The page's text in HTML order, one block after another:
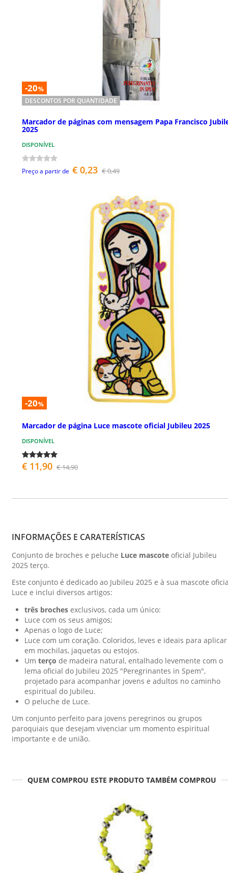
-20%
DESCONTOS POR QUANTIDADE
Marcador de páginas com mensagem Papa Francisco
2025
DISPONÍVEL
Preço a partir de € 0,23 € 0,49
-20%
Marcador de página Luce mascote oficial Jubileu 2025
DISPONÍVEL
€ 11,90 € 14,90
INFORMAÇÕES E CARATERÍSTICAS
Conjunto de broches e peluche Luce mascote oficial Jubileu
2025 terço.
Este conjunto é dedicado ao Jubileu 2025 e à sua mascote
Luce e inclui diversos artigos:
três broches exclusivos, cada um único:
Luce com os seus amigos;
Apenas o logo de Luce;
Luce com um coração. Coloridos, leves e ideais para aplicar
em mochilas, jaquetas ou estojos.
Um terço de madeira natural, entalhado levemente com o
lema oficial do Jubileu 2025 "Peregrinantes in Spem",
projetado para acompanhar jovens e adultos no caminho
espiritual do Jubileu.
O peluche de Luce.
Um conjunto perfeito para jovens peregrinos ou grupos
paroquiais que desejam vivenciar um momento espiritual
importante e de união.
QUEM COMPROU ESTE PRODUTO TAMBÉM COMPROU